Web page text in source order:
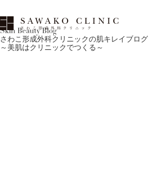
Skin Beauty Blog
さわこ形成外科クリニックの肌キレイブログ
～美肌はクリニックでつくる～